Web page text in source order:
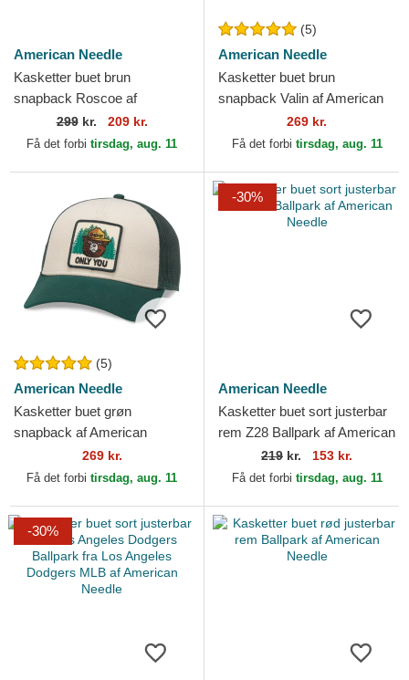
American Needle
Kasketter buet brun
snapback Roscoe af
American Needle
299kr. 209 kr.
Få det forbi tirsdag, aug. 11
(5)
American Needle
Kasketter buet brun
snapback Valin af American
269 kr.
Få det forbi tirsdag, aug. 11
(5)
American Needle
Kasketter buet grøn
snapback af American
269 kr.
Få det forbi tirsdag, aug. 11
-30%
American Needle
Kasketter buet sort justerbar
rem Z28 Ballpark af American
219 kr. 153 kr.
Få det forbi tirsdag, aug. 11
-30%